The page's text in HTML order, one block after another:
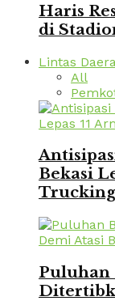
Haris
di
Lintas
All
Bekasi
Puluhan